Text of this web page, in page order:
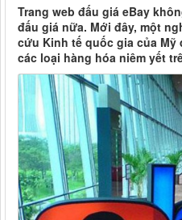
Trang web đấu giá eBay
đấu giá nữa. Mới đây, một
cứu Kinh tế quốc gia của Mỹ
các loại hàng hóa niêm yết